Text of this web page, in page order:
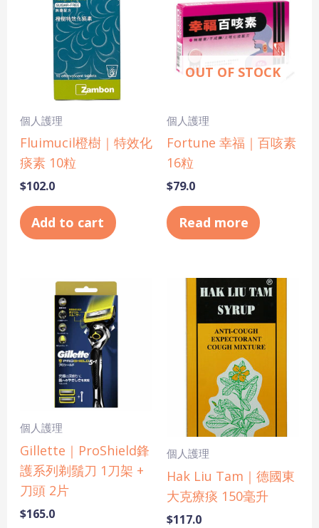
個人護理
Fluimucil橙樹｜特效化
痰素 10粒
$102.0
Add to cart
OUT OF STOCK
個人護理
Fortune 幸福｜百咳素
16粒
$79.0
Read more
個人護理
Gillette｜ProShield鋒
護系列剃鬚刀 1刀架 +
刀頭 2片
$165.0
個人護理
Hak Liu Tam｜德國東
大克療痰 150毫升
$117.0